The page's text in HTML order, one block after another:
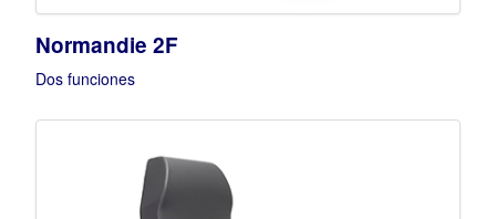
Normandie 2F
Dos funciones